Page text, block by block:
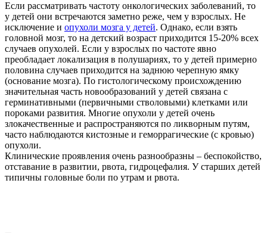
Если рассматривать частоту онкологических заболеваний, то
у детей они встречаются заметно реже, чем у взрослых. Не
исключение и опухоли мозга у детей. Однако, если взять
головной мозг, то на детский возраст приходится 15-20% всех
случаев опухолей. Если у взрослых по частоте явно
преобладает локализация в полушариях, то у детей примерно
половина случаев приходится на заднюю черепную ямку
(основание мозга). По гистологическому происхождению
значительная часть новообразований у детей связана с
герминативными (первичными стволовыми) клетками или
пороками развития. Многие опухоли у детей очень
злокачественные и распространяются по ликворным путям,
часто наблюдаются кистозные и геморрагические (с кровью)
опухоли.
Клинические проявления очень разнообразны – беспокойство,
отставание в развитии, рвота, гидроцефалия. У старших детей
типичны головные боли по утрам и рвота.